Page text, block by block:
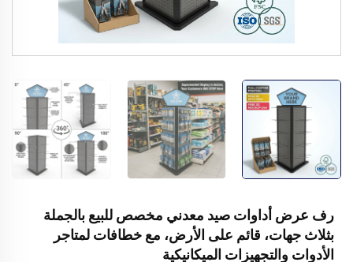
رف عرض أداوات صيد معدني مخصص للبيع بالجملة
بثلاث جهات، قائم على الأرض، مع خطافات لمتاجر
الأدوات والتجهيزات الميكانيكية